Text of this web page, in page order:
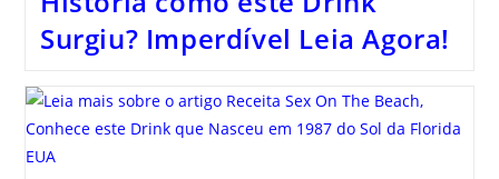
Surgiu? Imperdível Leia Agora!